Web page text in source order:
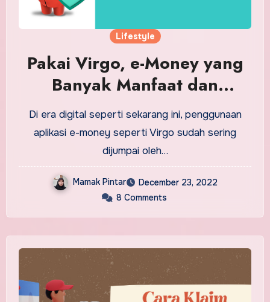
Lifestyle
Pakai Virgo, e-Money yang
Banyak Manfaat dan
Promonya!
Di era digital seperti sekarang ini, penggunaan
aplikasi e-money seperti Virgo sudah sering
dijumpai oleh…
Mamak Pintar
December 23, 2022
8 Comments